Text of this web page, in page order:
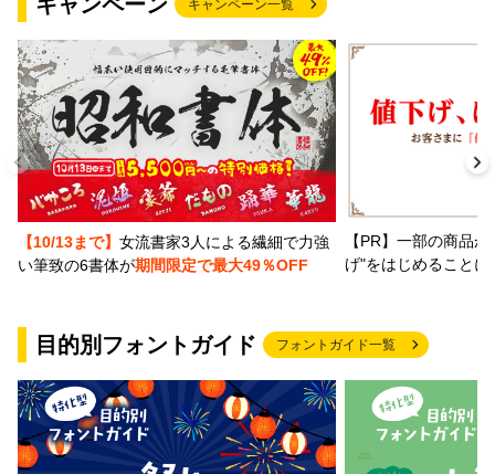
キャンペーン一覧
【10/13まで】 女流書家3人による繊細で力強
い筆致の6書体が期間限定で最大49％OFF
【PR】一部の商品
げ"をはじめること
目的別フォントガイド フォントガイド一覧